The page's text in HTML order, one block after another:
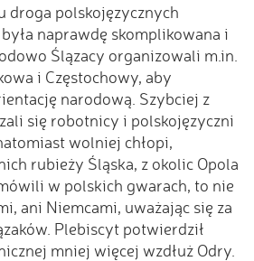
droga polskojęzycznych
naprawdę skomplikowana i
Ślązacy organizowali m.in.
i Częstochowy, aby
narodową. Szybciej z
się robotnicy i polskojęzyczni
wolniej chłopi,
rubieży Śląska, z okolic Opola
w polskich gwarach, to nie
ani Niemcami, uważając się za
Plebiscyt potwierdził
mniej więcej wzdłuż Odry.